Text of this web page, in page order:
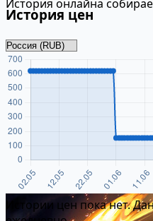
История онлайна
История цен
Истории цен пока нет.